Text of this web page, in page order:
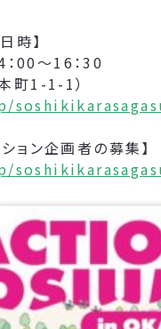
時】
00～16：30
町1-1-1）
ョン企画者の募集】